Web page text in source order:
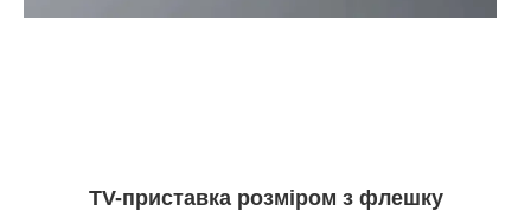
TV-приставка розміром з флешку